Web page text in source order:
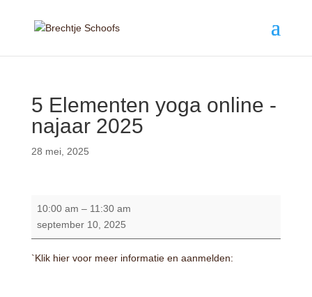
5 Elementen yoga online -
najaar 2025
28 mei, 2025
10:00 am – 11:30 am
september 10, 2025
`Klik hier voor meer informatie en aanmelden: